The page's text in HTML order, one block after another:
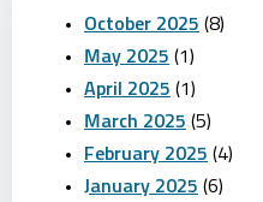
October 2025 (8)
May 2025 (1)
April 2025 (1)
March 2025 (5)
February 2025 (4)
January 2025 (6)